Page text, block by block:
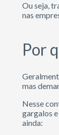
Ou seja,
nas
Por
mas
Nesse
gargalos
ainda: